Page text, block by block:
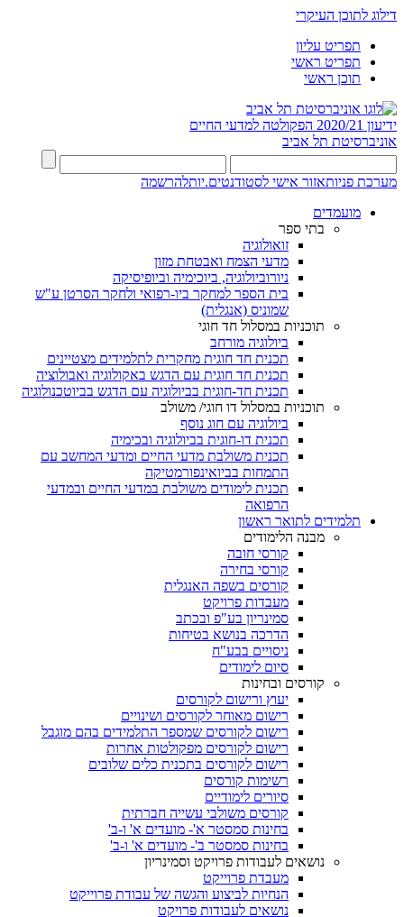
דילוג לתוכן העיקרי
תפריט עליון
תפריט ראשי
תוכן ראשי
ידיעון 2020/21
הפקולטה למדעי החיים
אוניברסיטת תל אביב
מערכת פניותאזור אישי לסטודנטים.יותלהרשמה
מועמדים
בתי ספר
זואולוגיה
מדעי הצמח ואבטחת מזון
ניורוביולוגיה, ביוכימיה וביופיסיקה
בית הספר למחקר ביו-רפואי ולחקר הסרטן ע"ש
שמוניס (אנגלית)
תוכניות במסלול חד חוגי
ביולוגיה מורחב
תכנית חד חוגית מחקרית לתלמידים מצטיינים
תכנית חד חוגית עם הדגש באקולוגיה ואבולוציה
תכנית חד-חוגית בביולוגיה עם הדגש בביוטכנולוגיה
תוכניות במסלול דו חוגי/ משולב
ביולוגיה עם חוג נוסף
תכנית דו-חוגית בביולוגיה ובכימיה
תכנית משולבת מדעי החיים ומדעי המחשב עם
התמחות בביואינפורמטיקה
תכנית לימודים משולבת במדעי החיים ובמדעי
הרפואה
תלמידים לתואר ראשון
מבנה הלימודים
קורסי חובה
קורסי בחירה
קורסים בשפה האנגלית
מעבדות פרויקט
סמינריון בע"פ ובכתב
הדרכה בנושא בטיחות
ניסויים בבע"ח
סיום לימודים
קורסים ובחינות
יעוץ ורישום לקורסים
רישום מאוחר לקורסים ושינויים
רישום לקורסים שמספר התלמידים בהם מוגבל
רישום לקורסים מפקולטות אחרות
רישום לקורסים בתכנית כלים שלובים
רשימות קורסים
סיורים לימודיים
קורסים משולבי עשייה חברתית
בחינות סמסטר א'- מועדים א' ו-ב'
בחינות סמסטר ב'- מועדים א' ו-ב'
נושאים לעבודות פרויקט וסמינריון
מעבדת פרוייקט
הנחיות לביצוע והגשה של עבודת פרוייקט
נושאים לעבודות פרויקט